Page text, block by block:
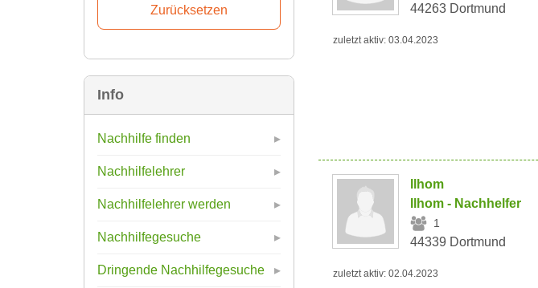
Info
Nachhilfe finden
Nachhilfelehrer
Nachhilfelehrer werden
Nachhilfegesuche
Dringende Nachhilfegesuche
44263 Dortmund
zuletzt aktiv: 03.04.2023
Ilhom
Ilhom - Nachhelfer
1
44339 Dortmund
zuletzt aktiv: 02.04.2023